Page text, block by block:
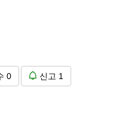
0 신고 1